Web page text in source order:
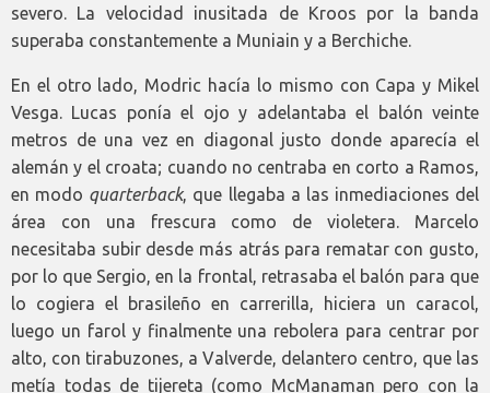
severo. La velocidad inusitada de Kroos por la banda
superaba constantemente a Muniain y a Berchiche.
En el otro lado, Modric hacía lo mismo con Capa y Mikel
Vesga. Lucas ponía el ojo y adelantaba el balón veinte
metros de una vez en diagonal justo donde aparecía el
alemán y el croata; cuando no centraba en corto a Ramos,
en modo quarterback, que llegaba a las inmediaciones del
área con una frescura como de violetera. Marcelo
necesitaba subir desde más atrás para rematar con gusto,
por lo que Sergio, en la frontal, retrasaba el balón para que
lo cogiera el brasileño en carrerilla, hiciera un caracol,
luego un farol y finalmente una rebolera para centrar por
alto, con tirabuzones, a Valverde, delantero centro, que las
metía todas de tijereta (como McManaman pero con la